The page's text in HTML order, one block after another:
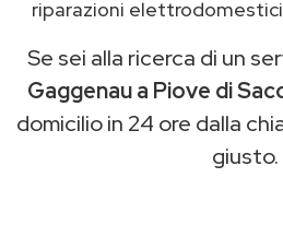
riparazioni elettrodomestici
Se sei alla ricerca di un
Gaggenau a Piove di
domicilio in 24 ore dalla
giusto.